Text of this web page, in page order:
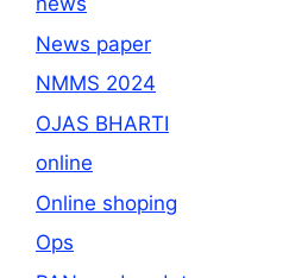
News paper
NMMS 2024
OJAS BHARTI
online
Online shoping
Ops